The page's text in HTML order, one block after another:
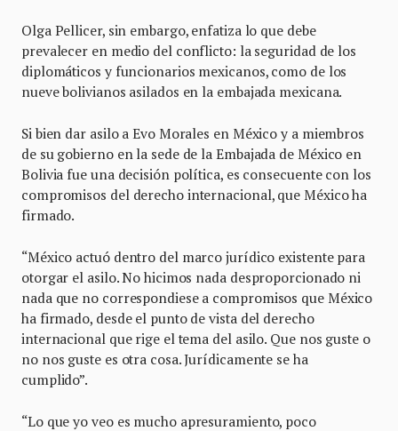
Olga Pellicer, sin embargo, enfatiza lo que debe
prevalecer en medio del conflicto: la seguridad de los
diplomáticos y funcionarios mexicanos, como de los
nueve bolivianos asilados en la embajada mexicana.
Si bien dar asilo a Evo Morales en México y a miembros
de su gobierno en la sede de la Embajada de México en
Bolivia fue una decisión política, es consecuente con los
compromisos del derecho internacional, que México ha
firmado.
“México actuó dentro del marco jurídico existente para
otorgar el asilo. No hicimos nada desproporcionado ni
nada que no correspondiese a compromisos que México
ha firmado, desde el punto de vista del derecho
internacional que rige el tema del asilo. Que nos guste o
no nos guste es otra cosa. Jurídicamente se ha
cumplido”.
“Lo que yo veo es mucho apresuramiento, poco